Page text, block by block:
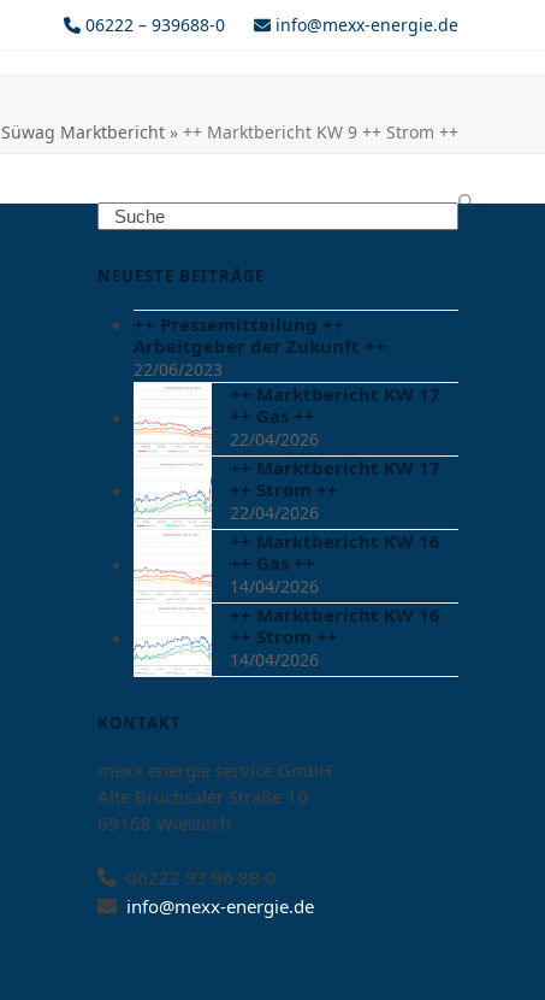
06222 – 939688-0 info@mexx-energie.de
Süwag Marktbericht » ++ Marktbericht KW 9 ++ Strom ++
Search
NEUESTE BEITRÄGE
++ Pressemitteilung ++
Arbeitgeber der Zukunft ++
22/06/2023
++ Marktbericht KW 17
++ Gas ++
22/04/2026
++ Marktbericht KW 17
++ Strom ++
22/04/2026
++ Marktbericht KW 16
++ Gas ++
14/04/2026
++ Marktbericht KW 16
++ Strom ++
14/04/2026
KONTAKT
mexx energie service GmbH
Alte Bruchsaler Straße 10
69168 Wiesloch
06222 93 96 88-0
info@mexx-energie.de